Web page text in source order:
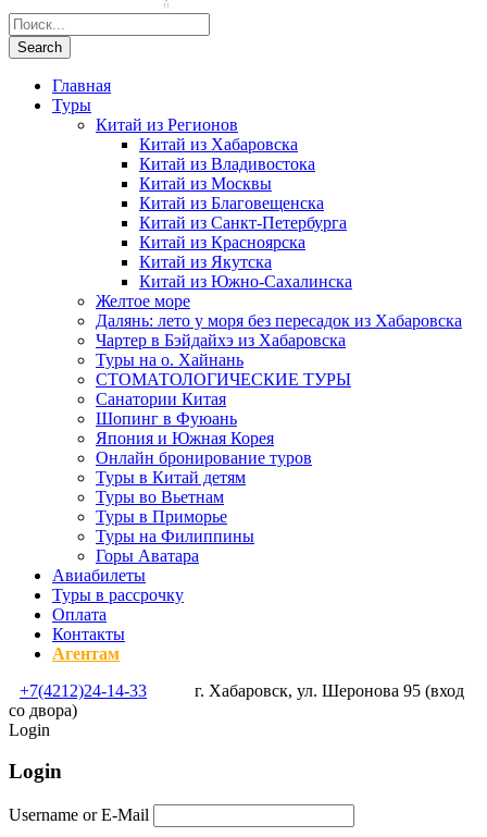
Главная
Туры
Китай из Регионов
Китай из Хабаровска
Китай из Владивостока
Китай из Москвы
Китай из Благовещенска
Китай из Санкт-Петербурга
Китай из Красноярска
Китай из Якутска
Китай из Южно-Сахалинска
Желтое море
Далянь: лето у моря без пересадок из Хабаровска
Чартер в Бэйдайхэ из Хабаровска
Туры на о. Хайнань
СТОМАТОЛОГИЧЕСКИЕ ТУРЫ
Санатории Китая
Шопинг в Фуюань
Япония и Южная Корея
Онлайн бронирование туров
Туры в Китай детям
Туры во Вьетнам
Туры в Приморье
Туры на Филиппины
Горы Аватара
Авиабилеты
Туры в рассрочку
Оплата
Контакты
Агентам
+7(4212)24-14-33
г. Хабаровск, ул. Шеронова 95 (вход
со двора)
Login
Login
Username or E-Mail